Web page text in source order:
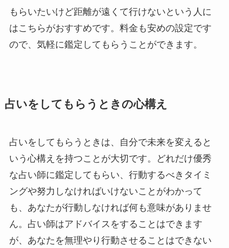
もらいたいけど距離が遠くて行けないという人に
はこちらがおすすめです。料金も安めの設定です
ので、気軽に鑑定してもらうことができます。
占いをしてもらうときの心構え
占いをしてもらうときは、自分で未来を変えると
いう心構えを持つことが大切です。どれだけ優秀
な占い師に鑑定してもらい、行動するべきタイミ
ングや努力しなければいけないことがわかって
も、あなたが行動しなければ何も意味がありませ
ん。占い師はアドバイスをすることはできます
が、あなたを無理やり行動させることはできない